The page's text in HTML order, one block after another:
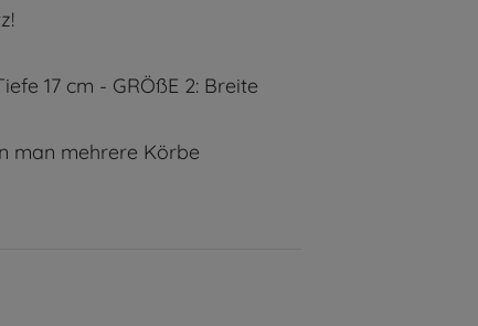
17 cm - GRÖßE 2: Breite
man mehrere Körbe